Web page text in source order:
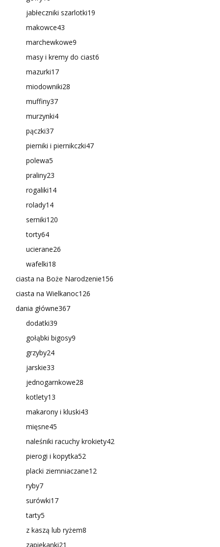
jabłeczniki szarlotki19
makowce43
marchewkowe9
masy i kremy do ciast6
mazurki17
miodowniki28
muffiny37
murzynki4
pączki37
pierniki i piernikczki47
polewa5
praliny23
rogaliki14
rolady14
serniki120
torty64
ucierane26
wafelki18
ciasta na Boże Narodzenie156
ciasta na Wielkanoc126
dania główne367
dodatki39
gołąbki bigosy9
grzyby24
jarskie33
jednogarnkowe28
kotlety13
makarony i kluski43
mięsne45
naleśniki racuchy krokiety42
pierogi i kopytka52
placki ziemniaczane12
ryby7
surówki17
tarty5
z kaszą lub ryżem8
zapiekanki21